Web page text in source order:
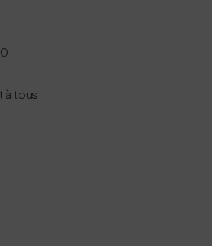
nécessaires à votre
Eco. Celui-ci sollicitera
à tous